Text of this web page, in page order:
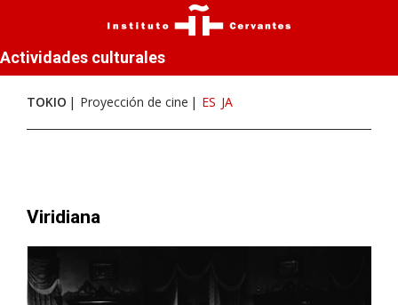
Actividades culturales
TOKIO Proyección de cine ES JA
Viridiana